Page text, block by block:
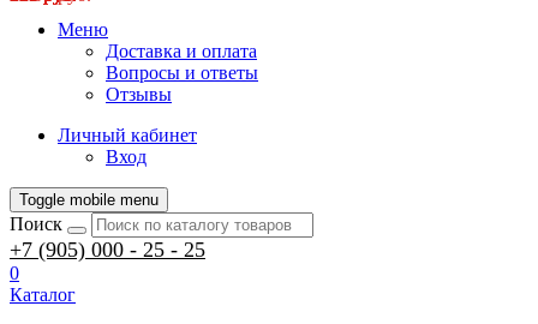
Меню
Доставка и оплата
Вопросы и ответы
Отзывы
Личный кабинет
Вход
Toggle mobile menu
Поиск
+7 (905) 000 - 25 - 25
0
Каталог